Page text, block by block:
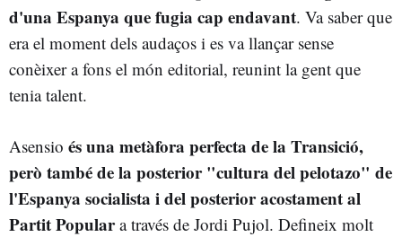
d'una Espanya que fugia cap endavant. Va saber que
era el moment dels audaços i es va llançar sense
conèixer a fons el món editorial, reunint la gent que
tenia talent.
Asensio és una metàfora perfecta de la Transició,
però també de la posterior "cultura del pelotazo" de
l'Espanya socialista i del posterior acostament al
Partit Populara través de Jordi Pujol. Defineix molt